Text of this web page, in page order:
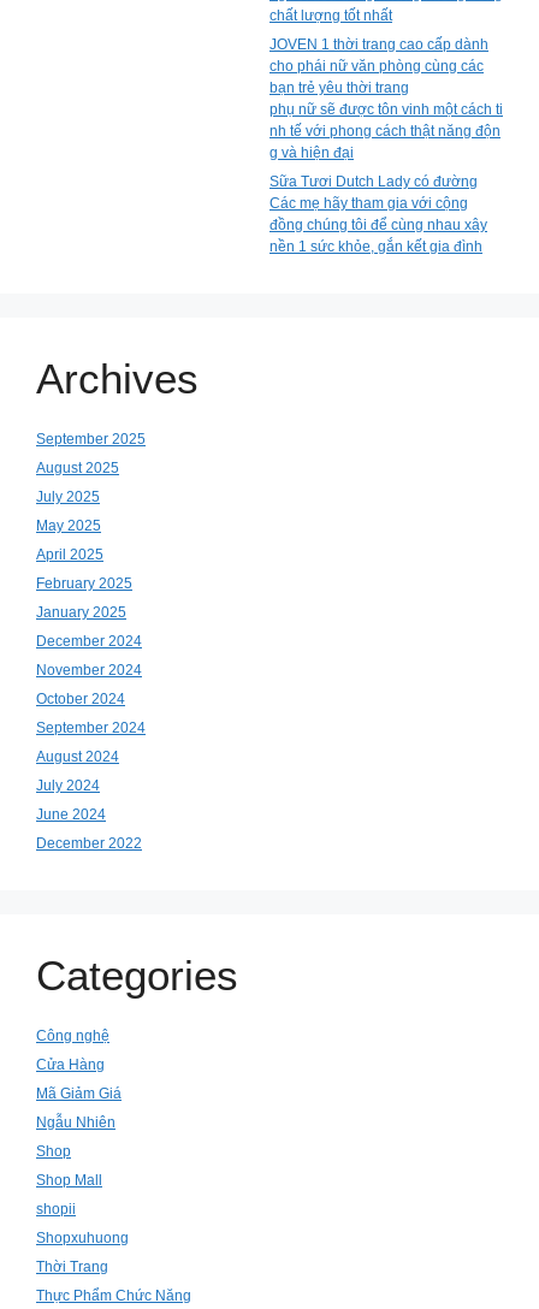
chất lượng tốt nhất
JOVEN 1 thời trang cao cấp dành
cho phái nữ văn phòng cùng các
bạn trẻ yêu thời trang
phụ nữ sẽ được tôn vinh một cách ti
nh tế với phong cách thật năng độn
g và hiện đại
Sữa Tươi Dutch Lady có đường
Các mẹ hãy tham gia với cộng
đồng chúng tôi để cùng nhau xây
nền 1 sức khỏe, gắn kết gia đình
Archives
September 2025
August 2025
July 2025
May 2025
April 2025
February 2025
January 2025
December 2024
November 2024
October 2024
September 2024
August 2024
July 2024
June 2024
December 2022
Categories
Công nghệ
Cửa Hàng
Mã Giảm Giá
Ngẫu Nhiên
Shop
Shop Mall
shopii
Shopxuhuong
Thời Trang
Thực Phẩm Chức Năng